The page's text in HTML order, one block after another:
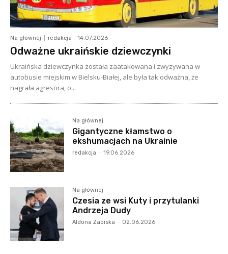
Na głównej redakcja - 14.07.2026
Odważne ukraińskie dziewczynki
Ukraińska dziewczynka została zaatakowana i zwyzywana w
autobusie miejskim w Bielsku-Białej, ale była tak odważna, że
nagrała agresora, o...
Na głównej
Gigantyczne kłamstwo o
ekshumacjach na Ukrainie
redakcja - 19.06.2026
Na głównej
Czesia ze wsi Kuty i przytulanki
Andrzeja Dudy
Aldona Zaorska - 02.06.2026